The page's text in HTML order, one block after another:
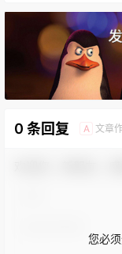
0 条回复 A 文章
您必